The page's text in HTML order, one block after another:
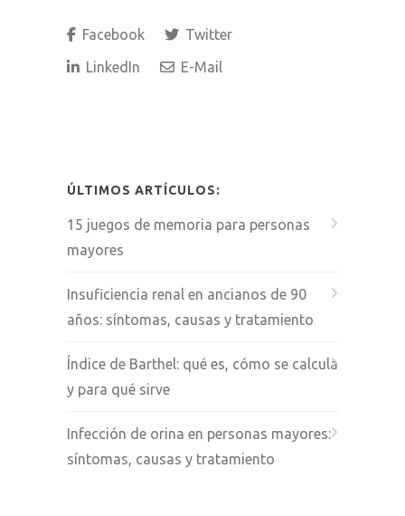
Facebook
Twitter
LinkedIn
E-Mail
ÚLTIMOS ARTÍCULOS:
15 juegos de memoria para personas
mayores
Insuficiencia renal en ancianos de 90
años: síntomas, causas y tratamiento
Índice de Barthel: qué es, cómo se calcula
y para qué sirve
Infección de orina en personas mayores:
síntomas, causas y tratamiento